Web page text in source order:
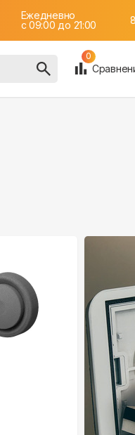
Ежедневно
c 09:00 до 21:00
0